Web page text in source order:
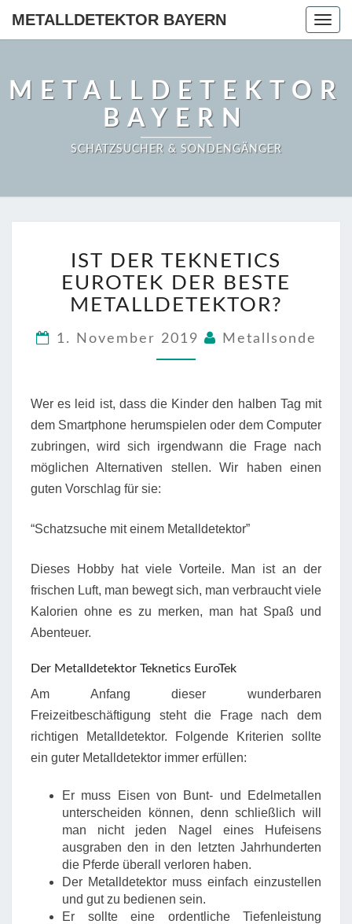
METALLDETEKTOR BAYERN
METALLDETEKTOR
BAYERN
SCHATZSUCHER & SONDENGÄNGER
DER
TEKNETICS
EUROTEK
DER
BESTE
METALLDETEKTOR?
IST DER TEKNETICS
EUROTEK DER BESTE
METALLDETEKTOR?
1. November 2019 Metallsonde
Wer es leid ist, dass die Kinder den halben Tag mit
dem Smartphone herumspielen oder dem Computer
zubringen, wird sich irgendwann die Frage nach
möglichen Alternativen stellen. Wir haben einen
guten Vorschlag für sie:
“Schatzsuche mit einem Metalldetektor”
Dieses Hobby hat viele Vorteile. Man ist an der
frischen Luft, man bewegt sich, man verbraucht viele
Kalorien ohne es zu merken, man hat Spaß und
Abenteuer.
Der Metalldetektor Teknetics EuroTek
Am Anfang dieser wunderbaren
Freizeitbeschäftigung steht die Frage nach dem
richtigen Metalldetektor. Folgende Kriterien sollte
ein guter Metalldetektor immer erfüllen:
Er muss Eisen von Bunt- und Edelmetallen
unterscheiden können, denn schließlich will
man nicht jeden Nagel eines Hufeisens
ausgraben den in den letzten Jahrhunderten
die Pferde überall verloren haben.
Der Metalldetektor muss einfach einzustellen
und gut zu bedienen sein.
Er sollte eine ordentliche Tiefenleistung